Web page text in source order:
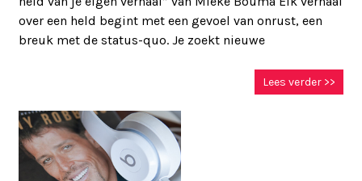
over een held begint met een gevoel van onrust, een
breuk met de status-quo. Je zoekt nieuwe
Lees verder >>